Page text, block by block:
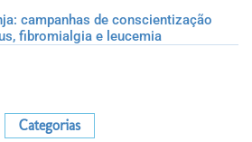
campanhas de conscientização
fibromialgia e leucemia
Categorias